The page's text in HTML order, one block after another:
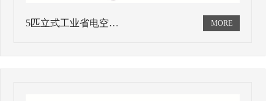
5匹立式工业省电空…